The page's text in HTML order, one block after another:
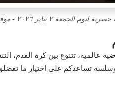
٢ يناير ٢٠٢٦ - موقع مباريات ستور
تساعدكم على اختيار ما